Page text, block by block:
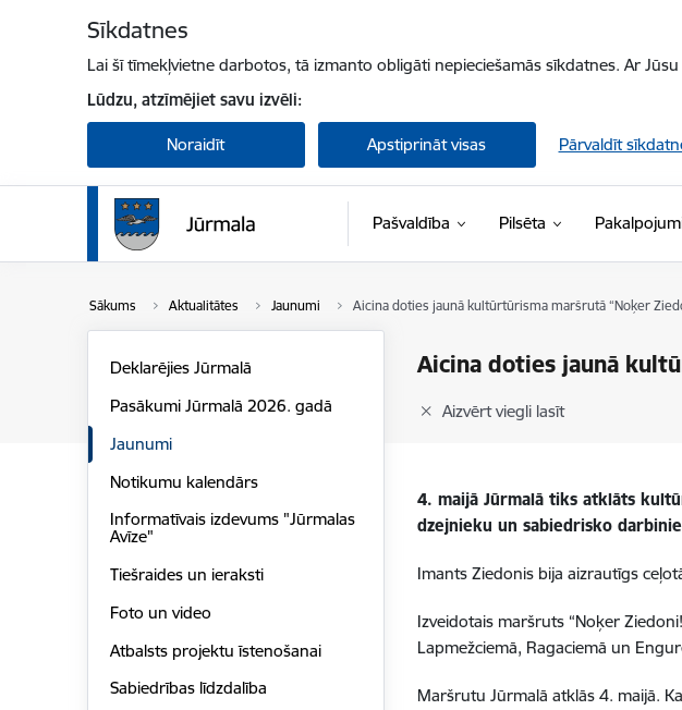
Sīkdatnes
Lai šī tīmekļvietne darbotos, tā izmanto obligāti nepieciešamās sīkdatnes. Ar
Lūdzu, atzīmējiet savu izvēli:
Noraidīt Apstiprināt visas Pārvaldīt
Pašvaldība Pilsēta
Sākums Aktualitātes Jaunumi Aicina doties jaunā kultūrtūrisma maršrutā “Noķer
Aicina doties jaunā
Aizvērt viegli lasīt
Deklarējies Jūrmalā
Pasākumi Jūrmalā 2026. gadā
Jaunumi
Notikumu kalendārs
Informatīvais izdevums "Jūrmalas
Avīze"
Tiešraides un ieraksti
Foto un video
Atbalsts projektu īstenošanai
Sabiedrības līdzdalība
4. maijā Jūrmalā tiks atklāts
dzejnieku un sabiedrisko
Imants Ziedonis bija aizrautīgs
Izveidotais maršruts “Noķer
Lapmežciemā, Ragaciemā un
Maršrutu Jūrmalā atklās 4. maijā.